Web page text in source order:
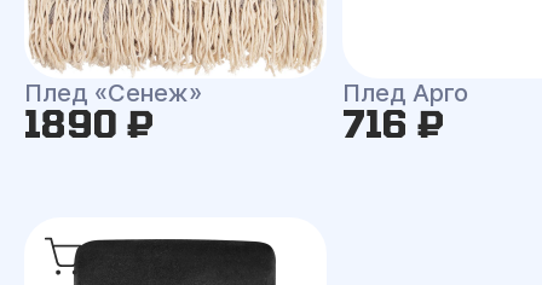
Плед «Сенеж»
1890 ₽
Плед Арго
716 ₽